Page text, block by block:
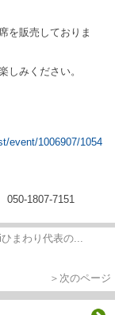
を販売しておりま
しみください。
event/1006907/1054
050-1807-7151
まわり代表の...
＞次のページ